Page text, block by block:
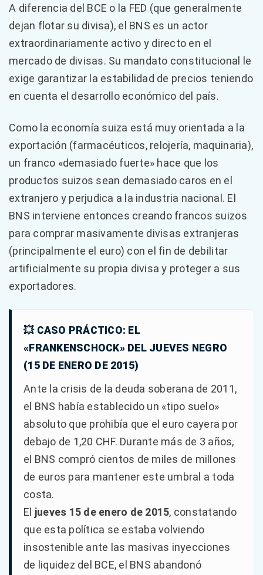
A diferencia del BCE o la FED (que generalmente
dejan flotar su divisa), el BNS es un actor
extraordinariamente activo y directo en el
mercado de divisas. Su mandato constitucional le
exige garantizar la estabilidad de precios teniendo
en cuenta el desarrollo económico del país.
Como la economía suiza está muy orientada a la
exportación (farmacéuticos, relojería, maquinaria),
un franco «demasiado fuerte» hace que los
productos suizos sean demasiado caros en el
extranjero y perjudica a la industria nacional. El
BNS interviene entonces creando francos suizos
para comprar masivamente divisas extranjeras
(principalmente el euro) con el fin de debilitar
artificialmente su propia divisa y proteger a sus
exportadores.
💥 CASO PRÁCTICO: EL
«FRANKENSCHOCK» DEL JUEVES NEGRO
(15 DE ENERO DE 2015)
Ante la crisis de la deuda soberana de 2011,
el BNS había establecido un «tipo suelo»
absoluto que prohibía que el euro cayera por
debajo de 1,20 CHF. Durante más de 3 años,
el BNS compró cientos de miles de millones
de euros para mantener este umbral a toda
costa.
El jueves 15 de enero de 2015, constatando
que esta política se estaba volviendo
insostenible ante las masivas inyecciones
de liquidez del BCE, el BNS abandonó